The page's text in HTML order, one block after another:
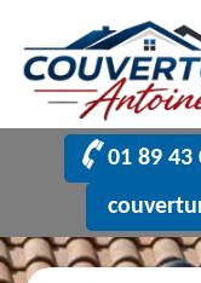
01 89 43